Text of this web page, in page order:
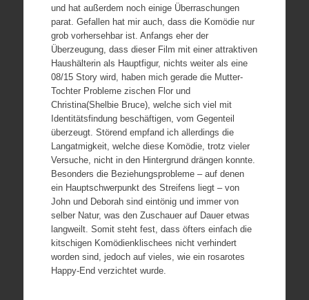
und hat außerdem noch einige Überraschungen
parat. Gefallen hat mir auch, dass die Komödie nur
grob vorhersehbar ist. Anfangs eher der
Überzeugung, dass dieser Film mit einer attraktiven
Haushälterin als Hauptfigur, nichts weiter als eine
08/15 Story wird, haben mich gerade die Mutter-
Tochter Probleme zischen Flor und
Christina(Shelbie Bruce), welche sich viel mit
Identitätsfindung beschäftigen, vom Gegenteil
überzeugt. Störend empfand ich allerdings die
Langatmigkeit, welche diese Komödie, trotz vieler
Versuche, nicht in den Hintergrund drängen konnte.
Besonders die Beziehungsprobleme – auf denen
ein Hauptschwerpunkt des Streifens liegt – von
John und Deborah sind eintönig und immer von
selber Natur, was den Zuschauer auf Dauer etwas
langweilt. Somit steht fest, dass öfters einfach die
kitschigen Komödienklischees nicht verhindert
worden sind, jedoch auf vieles, wie ein rosarotes
Happy-End verzichtet wurde.